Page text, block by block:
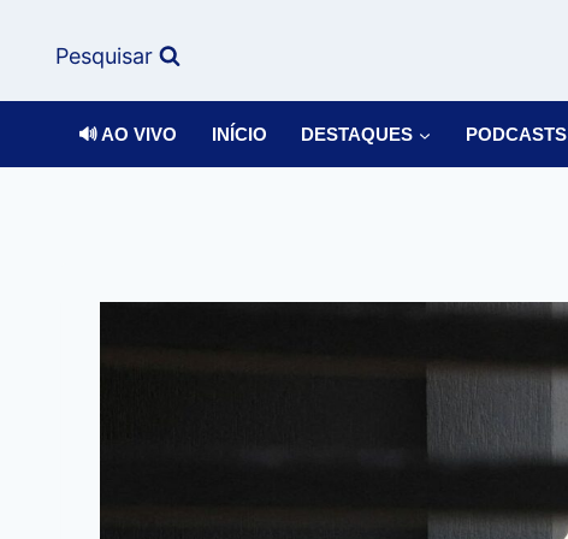
Pesquisar
🔊 AO VIVO INÍCIO DESTAQUES PODCASTS